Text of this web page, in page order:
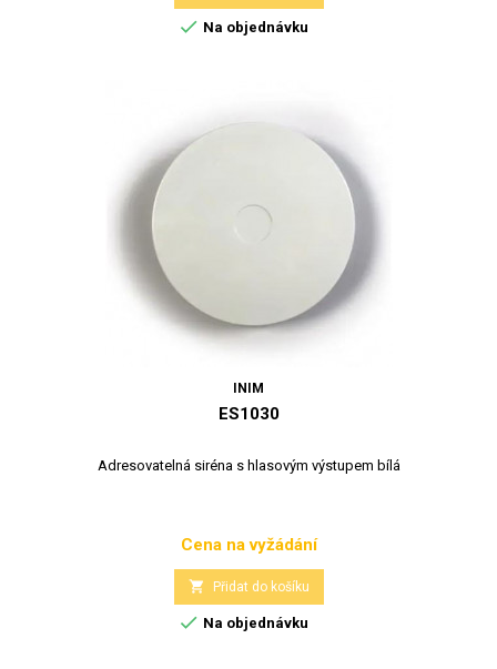
 Na objednávku
INIM
ES1030
Adresovatelná siréna s hlasovým výstupem bílá
Cena
Cena na vyžádání
 Přidat do košíku
 Na objednávku